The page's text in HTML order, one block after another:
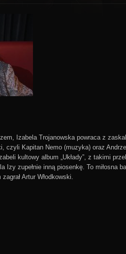
Izabela Trojanowska powraca z
czyli Kapitan Nemo (muzyka) oraz
kultowy album „Układy”, z takimi
Izy zupełnie inną piosenkę. To miłosna
Artur Włodkowski.